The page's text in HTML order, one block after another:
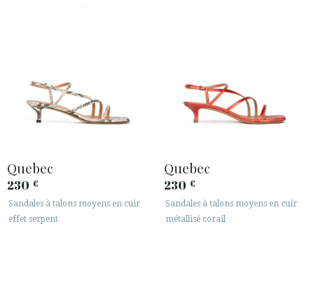
Quebec
230 €
Sandales à talons moyens en cuir
effet serpent
Quebec
230 €
Sandales à talons moyens en cuir
métallisé corail